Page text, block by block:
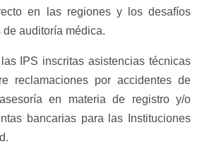
en las regiones y los desafíos
auditoría médica.
IPS inscritas asistencias técnicas
reclamaciones por accidentes de
en materia de registro y/o
bancarias para las Instituciones